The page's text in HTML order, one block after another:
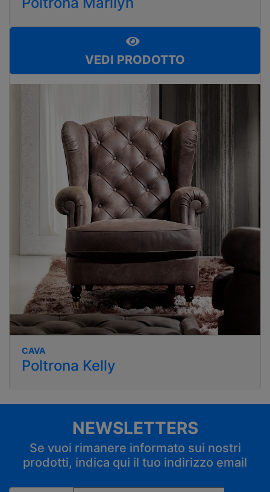
VEDI PRODOTTO
CAVA
Poltrona Kelly
NEWSLETTERS
Se vuoi rimanere informato sui nostri
prodotti, indica qui il tuo indirizzo email